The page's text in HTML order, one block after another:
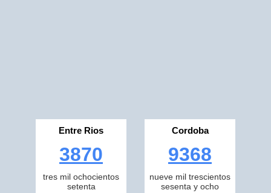
Entre Rios
3870
tres mil ochocientos
setenta
Cordoba
9368
nueve mil trescientos
sesenta y ocho